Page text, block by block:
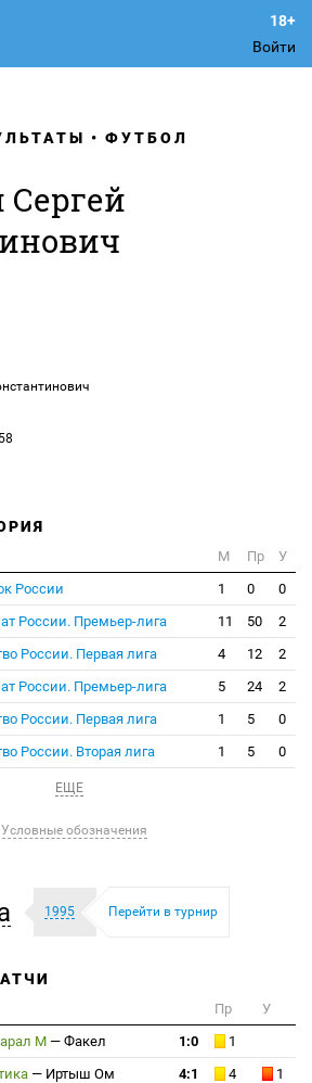
Войти
ФУТБОЛ
М Пр
У
России 1 0
0
России. Премьер-лига 11 50
2
России. Первая лига 4 12
2
России. Премьер-лига 5 24
2
России. Первая лига 1 5
0
России. Вторая лига 1 5 0
ЕЩЕ
Условные обозначения
1995 Перейти в турнир
Пр
У
М — Факел 1:0
1
— Иртыш Ом 4:1 4
1